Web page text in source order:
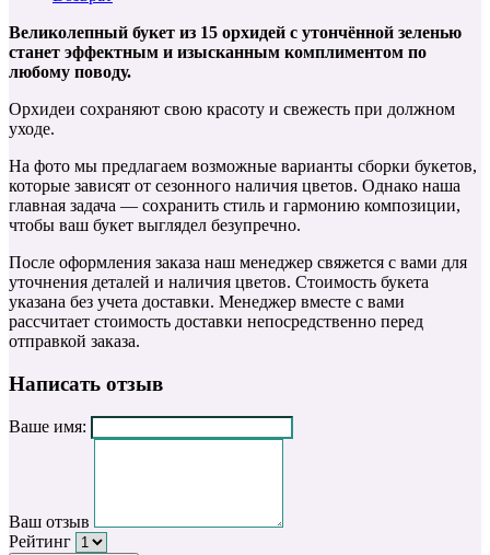
Великолепный букет из 15 орхидей с утончённой зеленью
станет эффектным и изысканным комплиментом по
любому поводу.
Орхидеи сохраняют свою красоту и свежесть при должном
уходе.
На фото мы предлагаем возможные варианты сборки букетов,
которые зависят от сезонного наличия цветов. Однако наша
главная задача — сохранить стиль и гармонию композиции,
чтобы ваш букет выглядел безупречно.
После оформления заказа наш менеджер свяжется с вами для
уточнения деталей и наличия цветов. Стоимость букета
указана без учета доставки. Менеджер вместе с вами
рассчитает стоимость доставки непосредственно перед
отправкой заказа.
Написать отзыв
Ваше имя:
Ваш отзыв
Рейтинг